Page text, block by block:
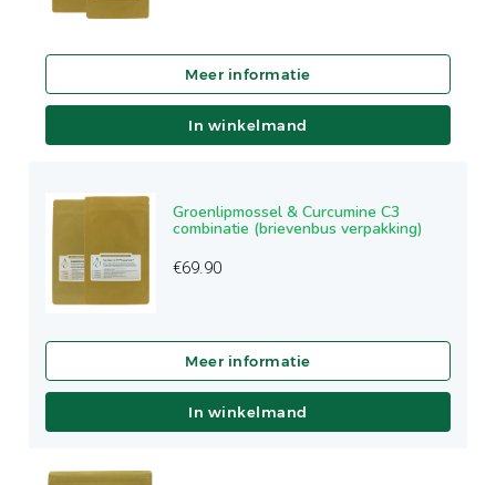
In winkelmand
Groenlipmossel & Curcumine C3
combinatie (brievenbus verpakking)
€69.90
In winkelmand